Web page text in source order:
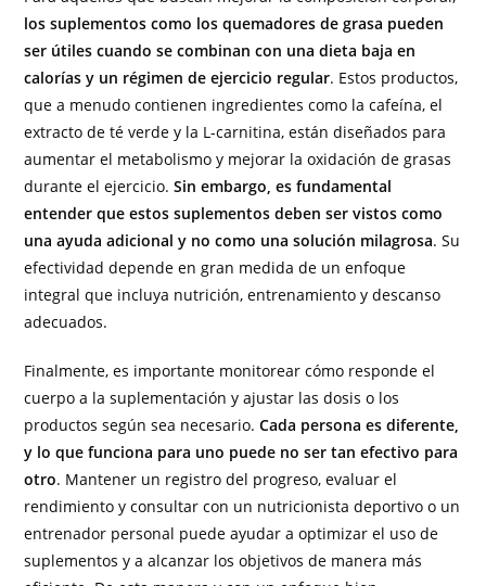
los suplementos como los quemadores de grasa pueden
ser útiles cuando se combinan con una dieta baja en
calorías y un régimen de ejercicio regular. Estos productos,
que a menudo contienen ingredientes como la cafeína, el
extracto de té verde y la L-carnitina, están diseñados para
aumentar el metabolismo y mejorar la oxidación de grasas
durante el ejercicio.Sin embargo, es fundamental
entender que estos suplementos deben ser vistos como
una ayuda adicional y no como una solución milagrosa. Su
efectividad depende en gran medida de un enfoque
integral que incluya nutrición, entrenamiento y descanso
adecuados.
Finalmente, es importante monitorear cómo responde el
cuerpo a la suplementación y ajustar las dosis o los
productos según sea necesario.Cada persona es diferente,
y lo que funciona para uno puede no ser tan efectivo para
otro. Mantener un registro del progreso, evaluar el
rendimiento y consultar con un nutricionista deportivo o un
entrenador personal puede ayudar a optimizar el uso de
suplementos y a alcanzar los objetivos de manera más